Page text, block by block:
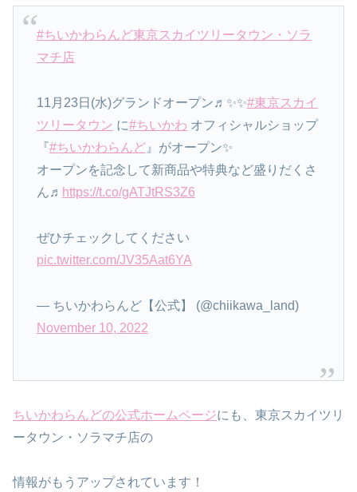
#ちいかわらんど東京スカイツリータウン・ソラ
マチ店
11月23日(水)グランドオープン♬✨✨#東京スカイ
ツリータウン に#ちいかわ オフィシャルショップ
『#ちいかわらんど』がオープン✨
オープンを記念して新商品や特典など盛りだくさ
ん♬ https://t.co/gATJtRS3Z6
ぜひチェックしてください
pic.twitter.com/JV35Aat6YA
— ちいかわらんど【公式】 (@chiikawa_land)
November 10, 2022
ちいかわらんどの公式ホームページにも、東京スカイツリ
ータウン・ソラマチ店の
情報がもうアップされています！